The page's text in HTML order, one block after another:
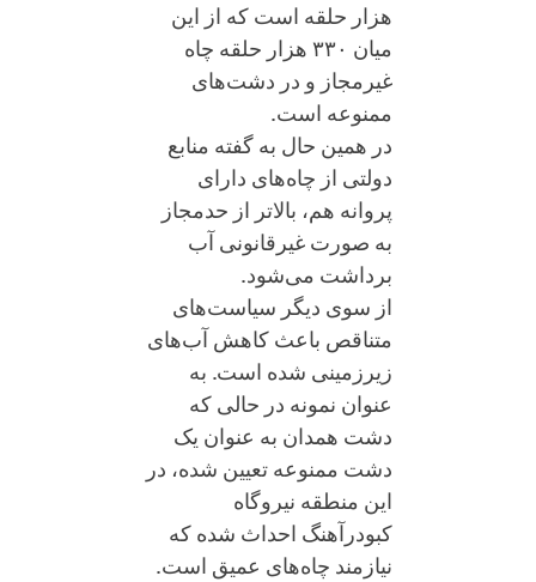
هزار حلقه است که از این
میان ۳۳۰ هزار حلقه چاه
غیرمجاز و در دشت‌های
ممنوعه است.
در همین حال به گفته منابع
دولتی از چاه‌های دارای
پروانه هم، بالاتر از حدمجاز
به صورت غیرقانونی آب
برداشت می‌شود.
از سوی دیگر سیاست‌های
متناقص باعث کاهش آب‌های
زیرزمینی شده است. به
عنوان نمونه در حالی که
دشت همدان به عنوان یک
دشت ممنوعه تعیین شده، در
این منطقه نیروگاه
کبودرآهنگ احداث شده که
نیازمند چاه‌های عمیق است.